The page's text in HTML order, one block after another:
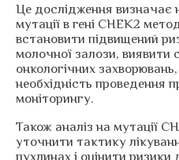
Це дослідження визначає
мутації в гені CHEK2
встановити підвищений
молочної залози, виявити
онкологічних
необхідність проведення
моніторингу.
Також аналіз на мутації
уточнити тактику
пухлинах і оцінити